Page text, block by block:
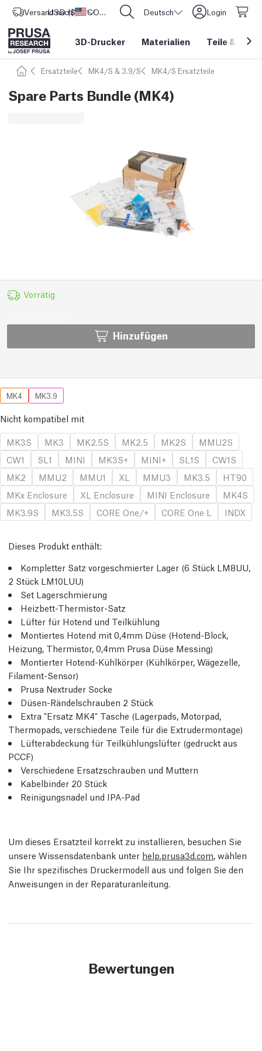
Versand nach Vereinigte Staaten
USD ($) CORE One L: Jetzt auf Lager! Deutsch Login
3D-Drucker Materialien Teile &
Ersatzteile MK4/S & 3.9/S MK4/S Ersatzteile
Spare Parts Bundle (MK4)
Vorrätig
Hinzufügen
MK4 MK3.9
Nicht kompatibel mit
MK3S
MK3 MK2.5S MK2.5 MK2S
MMU2S
CW1
SL1 MINI MK3S+ MINI+ SL1S
CW1S
MK2
MMU2 MMU1 XL MMU3 MK3.5
HT90
MKx Enclosure
XL Enclosure MINI Enclosure
MK4S
MK3.9S
MK3.5S CORE One/+ CORE One L INDX
Dieses Produkt enthält:
Kompletter Satz vorgeschmierter Lager (6 Stück LM8UU,
2 Stück LM10LUU)
Set Lagerschmierung
Heizbett-Thermistor-Satz
Lüfter für Hotend und Teilkühlung
Montiertes Hotend mit 0,4mm Düse (Hotend-Block,
Heizung, Thermistor, 0,4mm Prusa Düse Messing)
Montierter Hotend-Kühlkörper (Kühlkörper, Wägezelle,
Filament-Sensor)
Prusa Nextruder Socke
Düsen-Rändelschrauben 2 Stück
Extra "Ersatz MK4" Tasche (Lagerpads, Motorpad,
Thermopads, verschiedene Teile für die Extrudermontage)
Lüfterabdeckung für Teilkühlungslüfter (gedruckt aus
PCCF)
Verschiedene Ersatzschrauben und Muttern
Kabelbinder 20 Stück
Reinigungsnadel und IPA-Pad
Um dieses Ersatzteil korrekt zu installieren, besuchen Sie
unsere Wissensdatenbank unter help.prusa3d.com, wählen
Sie Ihr spezifisches Druckermodell aus und folgen Sie den
Anweisungen in der Reparaturanleitung.
Bewertungen